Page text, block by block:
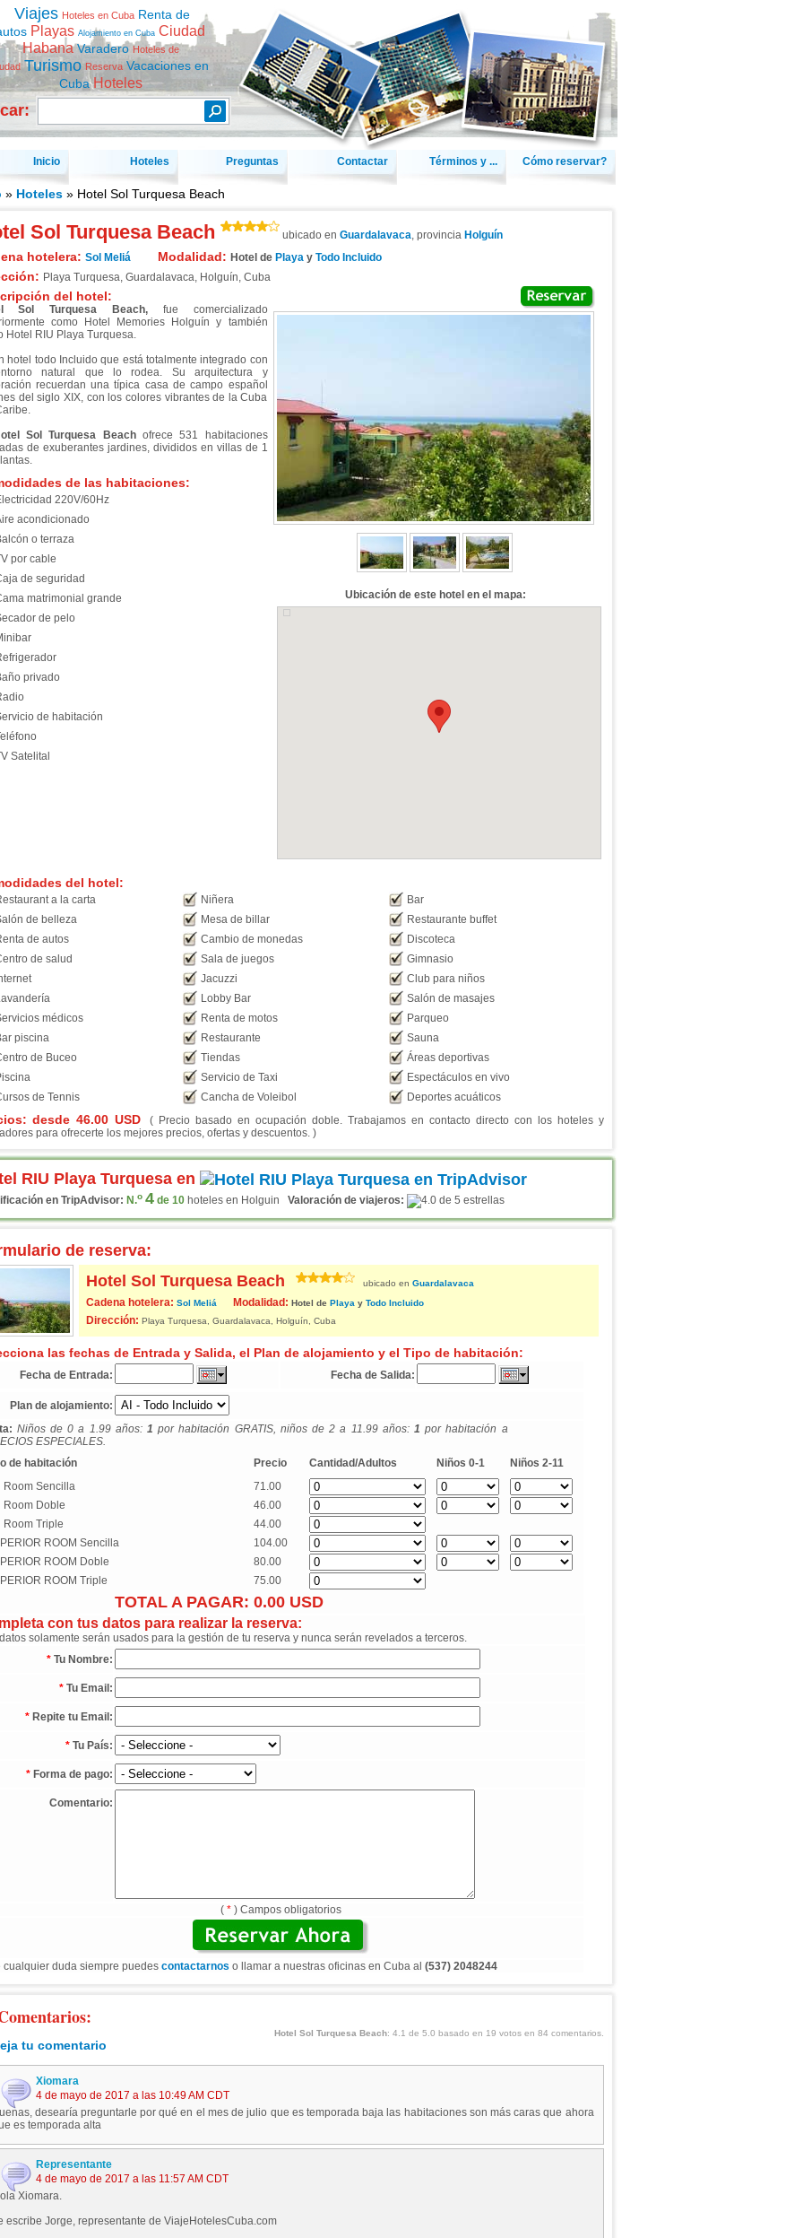
Viajes Hoteles en Cuba Renta de
Playas Alojamiento en Cuba Ciudad
Habana Varadero Hoteles de
Turismo Reserva Vacaciones en
Cuba Hoteles
Inicio Hoteles Preguntas Contactar Términos y ... Cómo reservar?
» Hoteles» Hotel Sol Turquesa Beach
Sol Turquesa Beach ubicado en Guardalavaca, provincia Holguín
hotelera: Sol Meliá Modalidad: Hotel de Playay Todo Incluido
Playa Turquesa, Guardalavaca, Holguín, Cuba
Ubicación de este hotel en el mapa:
del hotel:
Sol Turquesa Beach, fue comercializado
como Hotel Memories Holguín y también
Hotel RIU Playa Turquesa.
hotel todo Incluido que está totalmente integrado con
natural que lo rodea. Su arquitectura y
recuerdan una típica casa de campo español
del siglo XIX, con los colores vibrantes de la Cuba
Sol Turquesa Beachofrece 531 habitaciones
de exuberantes jardines, divididos en villas de 1
de las habitaciones:
220V/60Hz
acondicionado
o terraza
por cable
de seguridad
matrimonial grande
de pelo
privado
de habitación
Satelital
del hotel:
a la carta Niñera
Bar
de belleza
Mesa de billar
Restaurante buffet
de autos
Cambio de monedas
Discoteca
de salud
Sala de juegos
Gimnasio
Jacuzzi
Club para niños
Lobby Bar
Salón de masajes
médicos
Renta de motos
Parqueo
piscina
Restaurante
Sauna
de Buceo
Tiendas
Áreas deportivas
Servicio de Taxi
Espectáculos en vivo
de Tennis
Cancha de Voleibol Deportes acuáticos
desde46.00 USD
( Precio basado en ocupación doble. Trabajamos en contacto directo con los hoteles y
para ofrecerte los mejores precios, ofertas y descuentos. )
RIU Playa Turquesa en
en TripAdvisor: N.o 4de 10hoteles en Holguin Valoración de viajeros:
de reserva:
Hotel Sol Turquesa Beach
ubicado en Guardalavaca
Cadena hotelera: Sol Meliá Modalidad: Hotel de Playa y Todo Incluido
Dirección: Playa Turquesa, Guardalavaca, Holguín, Cuba
las fechas de Entrada y Salida, el Plan de alojamiento y el Tipo de habitación:
Fecha de Entrada: Fecha de Salida:
Plan de alojamiento:
Niños de 0 a 1.99 años: 1 por habitación GRATIS, niños de 2 a 11.99 años: 1 por habitación a
ESPECIALES.
de habitación
Precio Cantidad/Adultos Niños 0-1
Niños 2-11
Room Sencilla
71.00
Room Doble
46.00
Room Triple
44.00
ROOM Sencilla
104.00
ROOM Doble
80.00
ROOM Triple
75.00
TOTAL A PAGAR: 0.00USD
con tus datos para realizar la reserva:
solamente serán usados para la gestión de tu reserva y nunca serán revelados a terceros.
* Tu Nombre:
* Tu Email:
* Repite tu Email:
* Tu País:
* Forma de pago:
Comentario:
( * ) Campos obligatorios
cualquier duda siempre puedes contactarnos o llamar a nuestras oficinas en Cuba al (537) 2048244
Hotel Sol Turquesa Beach: 4.1 de 5.0 basado en 19 votos en 84 comentarios.
tu comentario
Xiomara
4 de mayo de 2017 a las 10:49 AM CDT
desearía preguntarle por qué en el mes de julio que es temporada baja las habitaciones son más caras que ahora
es temporada alta
Representante
4 de mayo de 2017 a las 11:57 AM CDT
Xiomara.
escribe Jorge, representante de ViajeHotelesCuba.com